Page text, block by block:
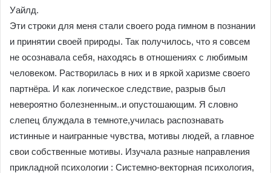
Уайлд.
Эти строки для меня стали своего рода гимном в познании
и принятии своей природы. Так получилось, что я совсем
не осознавала себя, находясь в отношениях с любимым
человеком. Растворилась в них и в яркой харизме своего
партнёра. И как логическое следствие, разрыв был
невероятно болезненным..и опустошающим. Я словно
слепец блуждала в темноте,училась распознавать
истинные и наигранные чувства, мотивы людей, а главное
свои собственные мотивы. Изучала разные направления
прикладной психологии : Системно-векторная психология,